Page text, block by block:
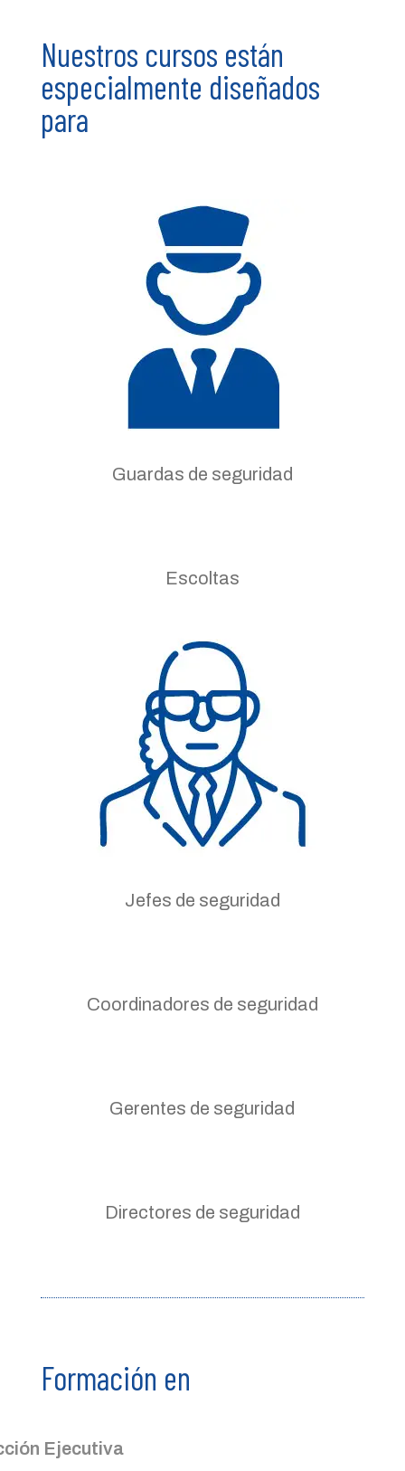
Nuestros cursos están
especialmente diseñados
para
Guardas de seguridad
Escoltas
Jefes de seguridad
Coordinadores de seguridad
Gerentes de seguridad
Directores de seguridad
Formación en
Ejecutiva